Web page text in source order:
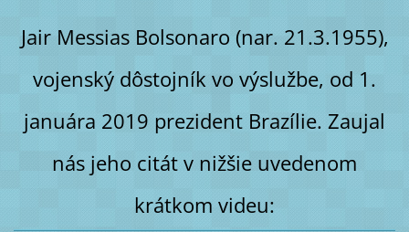
Jair Messias Bolsonaro (nar. 21.3.1955),
vojenský dôstojník vo výslužbe, od 1.
januára 2019 prezident Brazílie. Zaujal
nás jeho citát v nižšie uvedenom
krátkom videu: